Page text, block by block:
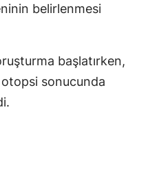
belirlenmesi
başlatırken,
sonucunda